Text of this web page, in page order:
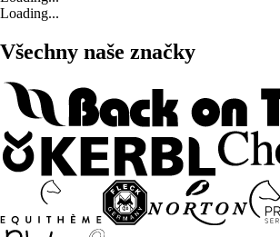
Loading...
Všechny naše značky